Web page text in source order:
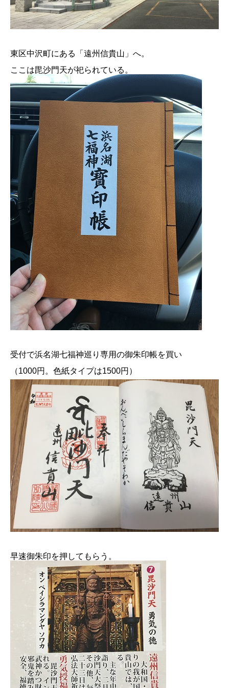
東区中沢町にある「遠州信貴山」へ。
ここは毘沙門天が祀られている。
受付で浜名湖七福神巡り専用の御朱印帳を買い
（1000円。色紙タイプは1500円）
早速御朱印を押してもらう。